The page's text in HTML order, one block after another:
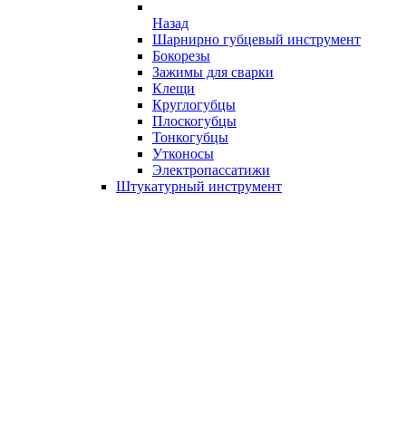
Назад
Шарнирно губцевый инструмент
Бокорезы
Зажимы для сварки
Клещи
Круглогубцы
Плоскогубцы
Тонкогубцы
Утконосы
Электропассатижи
Штукатурный инструмент